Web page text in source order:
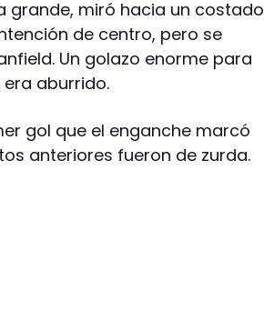
grande, miró hacia un costado
de centro, pero se
Un golazo enorme para
aburrido.
gol que el enganche marcó
anteriores fueron de zurda.